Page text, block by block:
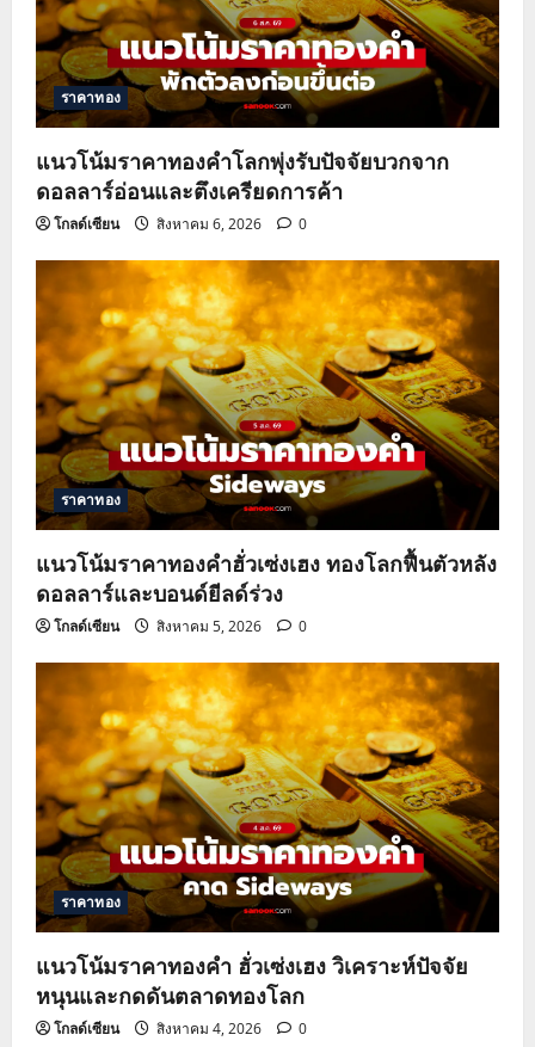
ราคาทอง
แนวโน้มราคาทองคำโลกพุ่งรับปัจจัยบวกจาก
ดอลลาร์อ่อนและตึงเครียดการค้า
โกลด์เซียน สิงหาคม 6, 2026 0
ราคาทอง
แนวโน้มราคาทองคำฮั่วเซ่งเฮง ทองโลกฟื้นตัวหลัง
ดอลลาร์และบอนด์ยีลด์ร่วง
โกลด์เซียน สิงหาคม 5, 2026 0
ราคาทอง
แนวโน้มราคาทองคำ ฮั่วเซ่งเฮง วิเคราะห์ปัจจัย
หนุนและกดดันตลาดทองโลก
โกลด์เซียน สิงหาคม 4, 2026 0